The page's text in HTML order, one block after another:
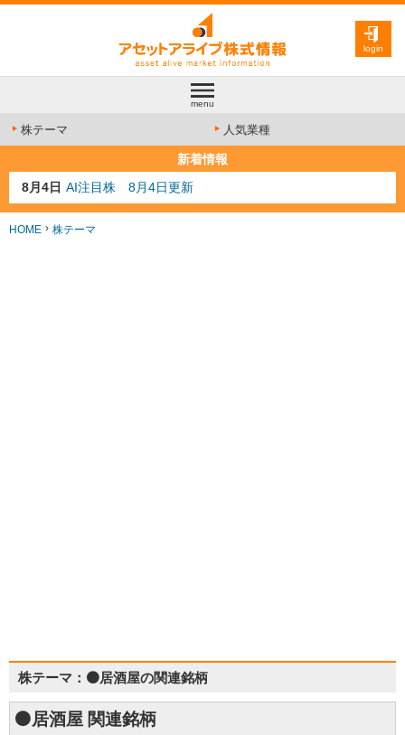
login
menu
株テーマ 人気業種
新着情報
8月3日 人気業種注目株 8月3日更新
8月2日 金融注目株 8月2日更新
7月29日 日経225シグナル点灯
HOME 株テーマ
株テーマ：⚫居酒屋の関連銘柄
⚫居酒屋 関連銘柄